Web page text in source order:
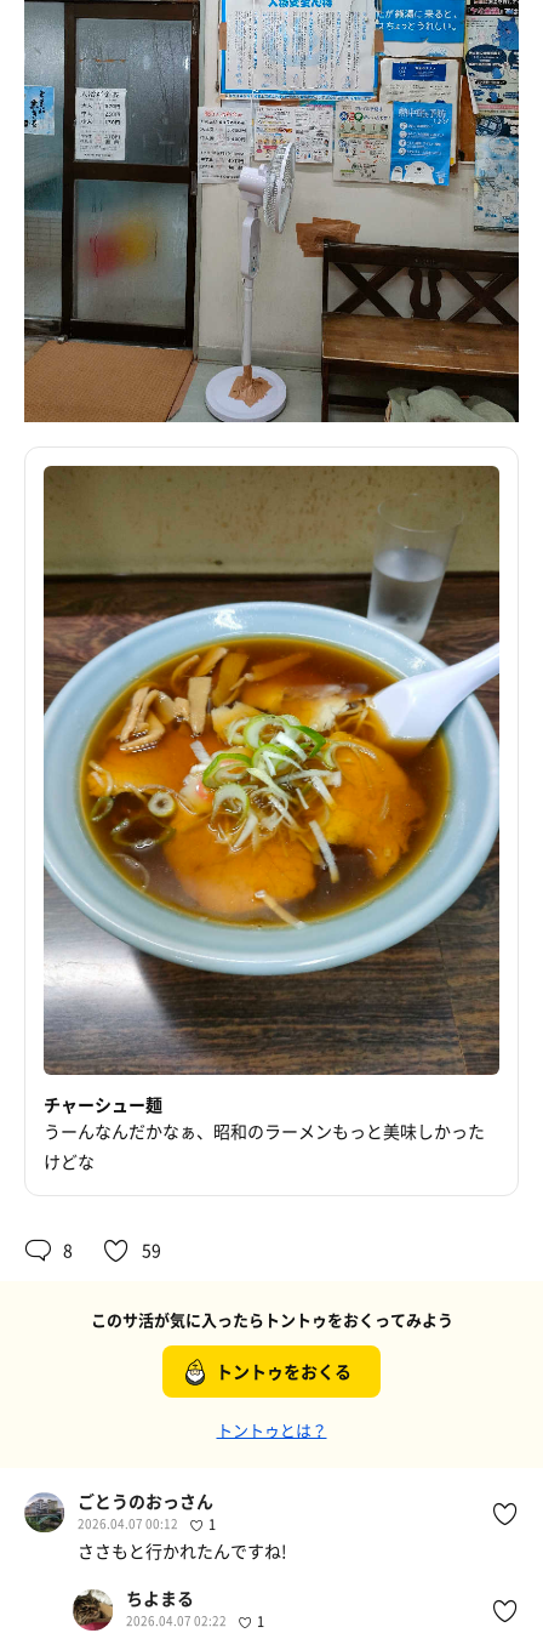
チャーシュー麺
うーんなんだかなぁ、昭和のラーメンもっと美味しかった
けどな
8 59
このサ活が気に入ったらトントゥをおくってみよう
トントゥをおくる
トントゥとは？
ごとうのおっさん
2026.04.07 00:12 1
ささもと行かれたんですね!
ちよまる
2026.04.07 02:22 1